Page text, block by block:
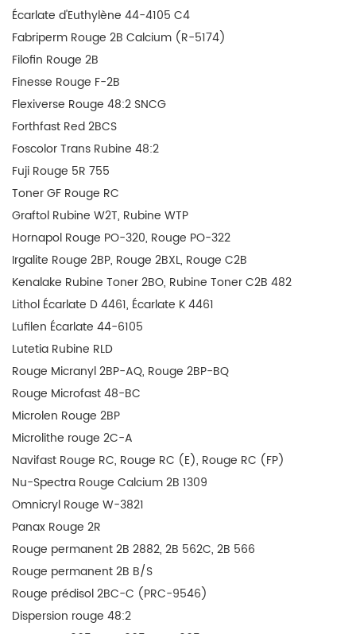
Écarlate d'Euthylène 44-4105 C4
Fabriperm Rouge 2B Calcium (R-5174)
Filofin Rouge 2B
Finesse Rouge F-2B
Flexiverse Rouge 48:2 SNCG
Forthfast Red 2BCS
Foscolor Trans Rubine 48:2
Fuji Rouge 5R 755
Toner GF Rouge RC
Graftol Rubine W2T, Rubine WTP
Hornapol Rouge PO-320, Rouge PO-322
Irgalite Rouge 2BP, Rouge 2BXL, Rouge C2B
Kenalake Rubine Toner 2BO, Rubine Toner C2B 482
Lithol Écarlate D 4461, Écarlate K 4461
Lufilen Écarlate 44-6105
Lutetia Rubine RLD
Rouge Micranyl 2BP-AQ, Rouge 2BP-BQ
Rouge Microfast 48-BC
Microlen Rouge 2BP
Microlithe rouge 2C-A
Navifast Rouge RC, Rouge RC (E), Rouge RC (FP)
Nu-Spectra Rouge Calcium 2B 1309
Omnicryl Rouge W-3821
Panax Rouge 2R
Rouge permanent 2B 2882, 2B 562C, 2B 566
Rouge permanent 2B B/S
Rouge prédisol 2BC-C (PRC-9546)
Dispersion rouge 48:2